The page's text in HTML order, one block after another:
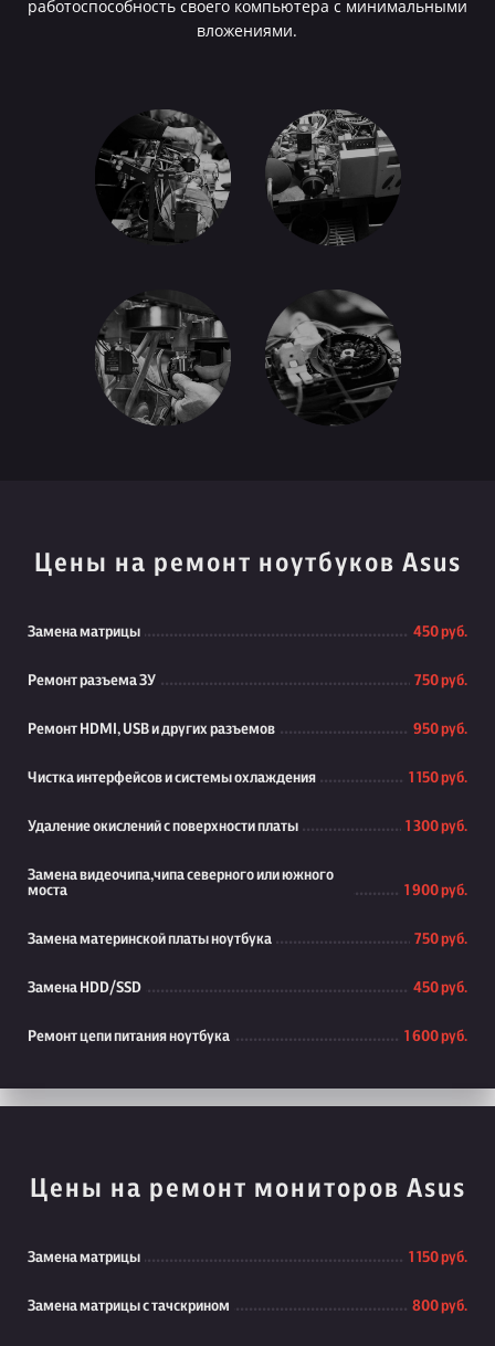
работоспособность своего компьютера с минимальными
вложениями.
Цены на ремонт ноутбуков Asus
Замена матрицы 450 руб.
Ремонт разъема ЗУ 750 руб.
Ремонт HDMI, USB и других разъемов 950 руб.
Чистка интерфейсов и системы охлаждения 1 150 руб.
Удаление окислений с поверхности платы 1 300 руб.
Замена видеочипа,чипа северного или южного
моста
1 900 руб.
Замена материнской платы ноутбука 750 руб.
Замена HDD/SSD 450 руб.
Ремонт цепи питания ноутбука 1 600 руб.
Цены на ремонт мониторов Asus
Замена матрицы 1 150 руб.
Замена матрицы с тачскрином 800 руб.